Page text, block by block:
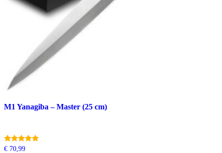
M1 Yanagiba – Master (25 cm)
Gewaardeerd
€ 70,99